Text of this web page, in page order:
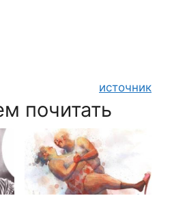
источник
почитать